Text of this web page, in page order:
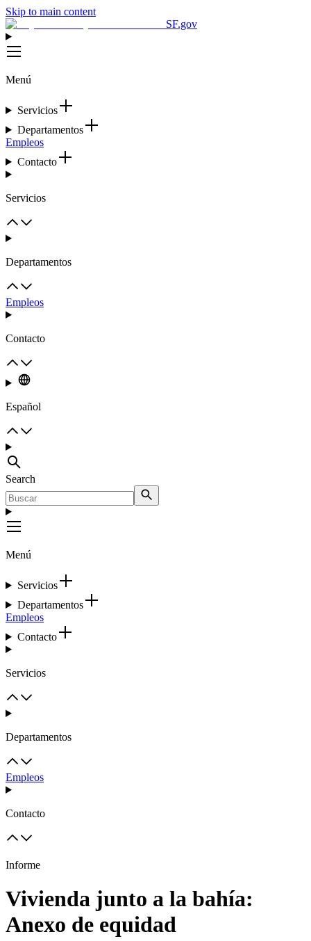
Skip to main content
SF.gov
Menú
Servicios
Departamentos
Empleos
Contacto
Servicios
Departamentos
Empleos
Contacto
Español
Search
Menú
Servicios
Departamentos
Empleos
Contacto
Servicios
Departamentos
Empleos
Contacto
Informe
Vivienda junto a la bahía:
Anexo de equidad